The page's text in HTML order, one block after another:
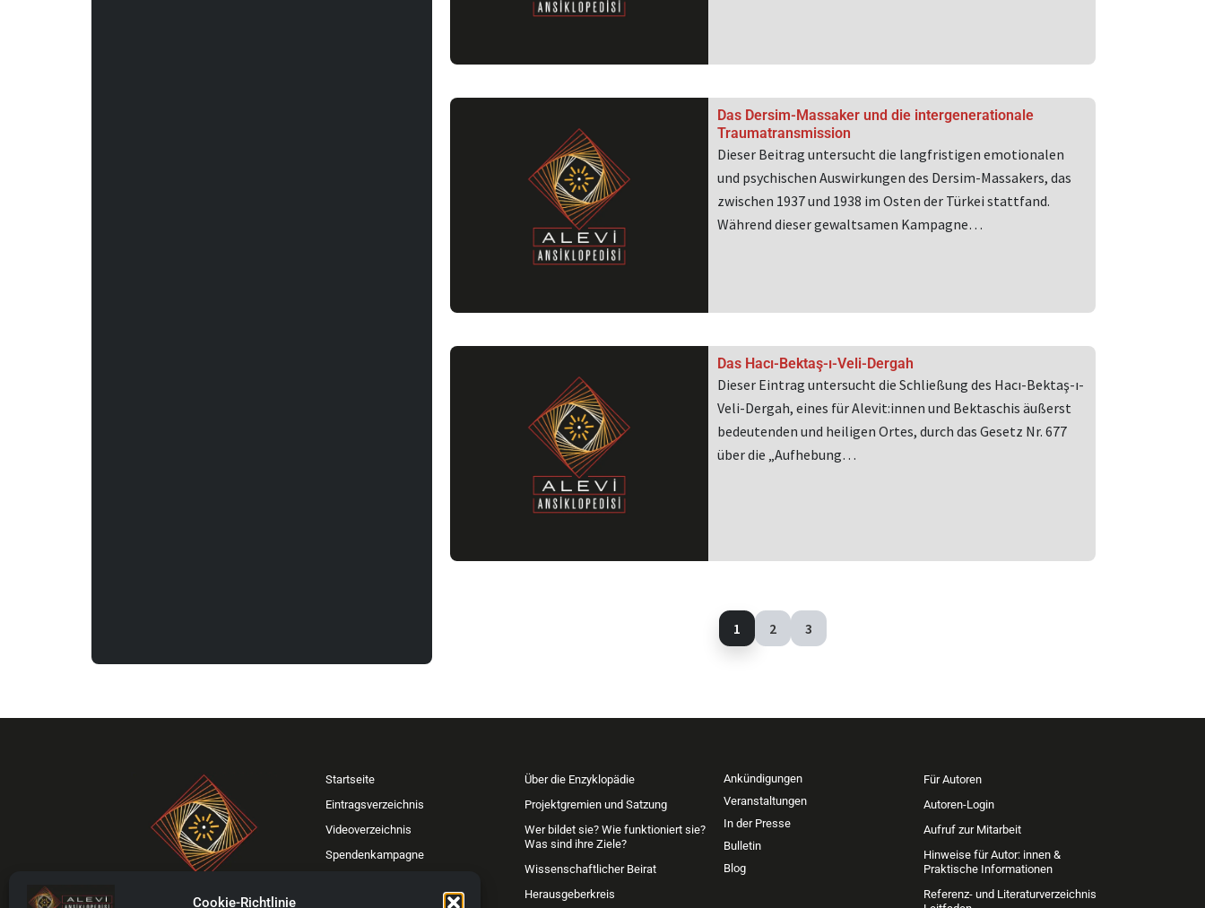
Cookie-Richtlinie
Das Dersim-Massaker und die intergenerationale
Traumatransmission
Dieser Beitrag untersucht die langfristigen emotionalen
und psychischen Auswirkungen des Dersim-Massakers, das
zwischen 1937 und 1938 im Osten der Türkei stattfand.
Während dieser gewaltsamen Kampagne…
Das Hacı-Bektaş-ı-Veli-Dergah
Dieser Eintrag untersucht die Schließung des Hacı-Bektaş-ı-
Veli-Dergah, eines für Alevit:innen und Bektaschis äußerst
bedeutenden und heiligen Ortes, durch das Gesetz Nr. 677
über die „Aufhebung…
1 2 3
Startseite
Eintragsverzeichnis
Videoverzeichnis
Spendenkampagne
Über die Enzyklopädie
Projektgremien und Satzung
Wer bildet sie? Wie funktioniert sie?
Was sind ihre Ziele?
Wissenschaftlicher Beirat
Herausgeberkreis
Ankündigungen
Veranstaltungen
In der Presse
Bulletin
Blog
Für Autoren
Autoren-Login
Aufruf zur Mitarbeit
Hinweise für Autor: innen &
Praktische Informationen
Referenz- und Literaturverzeichnis